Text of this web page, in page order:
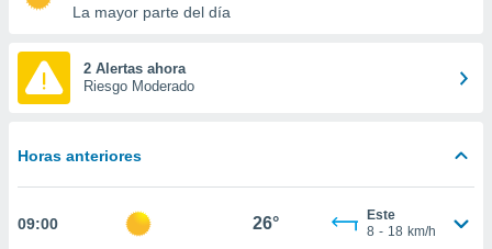
y
digital
basada
seguir
La mayor parte del día
2 Alertas ahora
Riesgo Moderado
Horas anteriores
09:00 26°
Este
8 - 18 km/h